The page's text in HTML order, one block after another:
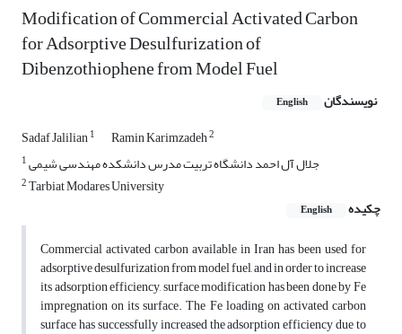
Modification of Commercial Activated Carbon
for Adsorptive Desulfurization of
Dibenzothiophene from Model Fuel
نویسندگان English
Sadaf Jalilian1 Ramin Karimzadeh2
1جلال آل احمد دانشگاه تربیت مدرس دانشکده مهندسی شیمی
2Tarbiat Modares University
چکیده
English
Commercial activated carbon available in Iran has been used for
adsorptive desulfurization from model fuel, and in order to increase
its adsorption efficiency, surface modification has been done by Fe
impregnation on its surface. The Fe loading on activated carbon
surface has successfully increased the adsorption efficiency due to